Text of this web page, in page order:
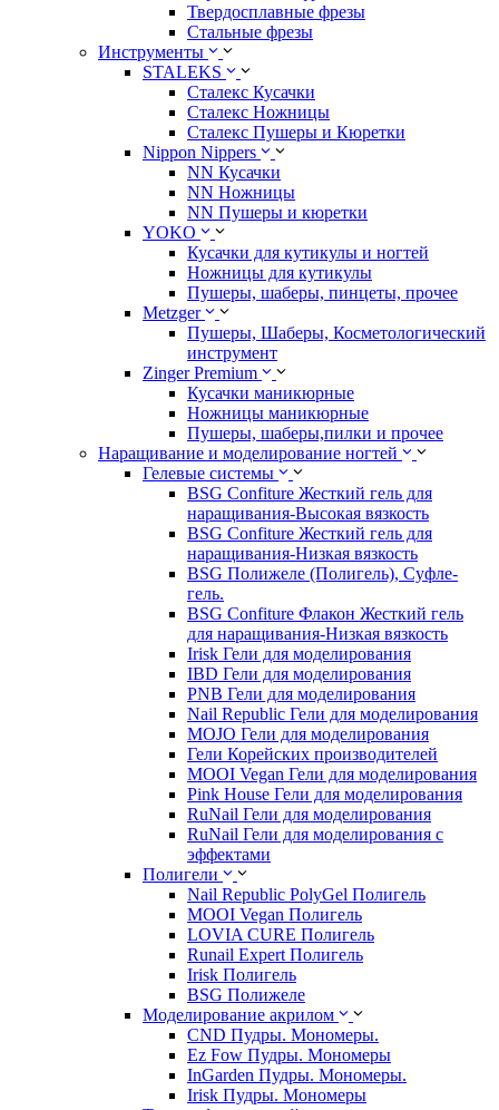
Твердосплавные фрезы
Стальные фрезы
Инструменты
STALEKS
Сталекс Кусачки
Сталекс Ножницы
Сталекс Пушеры и Кюретки
Nippon Nippers
NN Кусачки
NN Ножницы
NN Пушеры и кюретки
YOKO
Кусачки для кутикулы и ногтей
Ножницы для кутикулы
Пушеры, шаберы, пинцеты, прочее
Metzger
Пушеры, Шаберы, Косметологический
инструмент
Zinger Premium
Кусачки маникюрные
Ножницы маникюрные
Пушеры, шаберы,пилки и прочее
Наращивание и моделирование ногтей
Гелевые системы
BSG Confiture Жесткий гель для
наращивания-Высокая вязкость
BSG Confiture Жесткий гель для
наращивания-Низкая вязкость
BSG Полижеле (Полигель), Суфле-
гель.
BSG Confiture Флакон Жесткий гель
для наращивания-Низкая вязкость
Irisk Гели для моделирования
IBD Гели для моделирования
PNB Гели для моделирования
Nail Republic Гели для моделирования
MOJO Гели для моделирования
Гели Корейских производителей
MOOI Vegan Гели для моделирования
Pink House Гели для моделирования
RuNail Гели для моделирования
RuNail Гели для моделирования с
эффектами
Полигели
Nail Republic PolyGel Полигель
MOOI Vegan Полигель
LOVIA CURE Полигель
Runail Expert Полигель
Irisk Полигель
BSG Полижеле
Моделирование акрилом
CND Пудры. Мономеры.
Ez Fow Пудры. Мономеры
InGarden Пудры. Мономеры.
Irisk Пудры. Мономеры